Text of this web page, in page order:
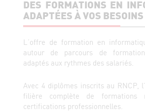
DES FORMATIONS EN
ADAPTÉES À VOS BESOINS
L’offre de formation en
autour de parcours de
adaptés aux rythmes des salariés.
Avec 4 diplômes inscrits au RNCP,
filière complète de formations
certifications professionnelles.